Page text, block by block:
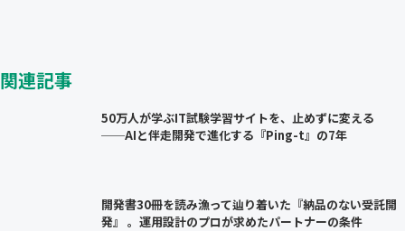
関連記事
50万人が学ぶIT試験学習サイトを、止めずに変える
──AIと伴走開発で進化する『Ping-t』の7年
開発書30冊を読み漁って辿り着いた『納品のない受託開
発』 。運用設計のプロが求めたパートナーの条件